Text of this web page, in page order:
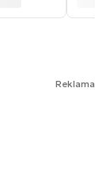
Reklama